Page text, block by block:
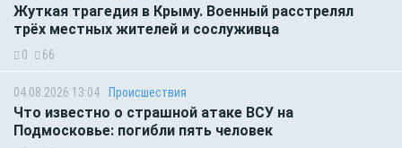
Жуткая трагедия в Крыму. Военный расстрелял
трёх местных жителей и сослуживца
0 66
04.08.2026 13:04 Происшествия
Что известно о страшной атаке ВСУ на
Подмосковье: погибли пять человек